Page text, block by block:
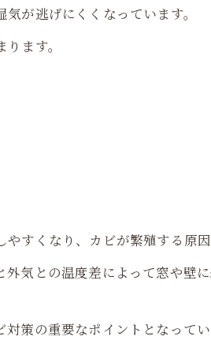
が逃げにくくなっています。
ます。
すくなり、カビが繁殖する原因
気との温度差によって窓や壁
策の重要なポイントとなって